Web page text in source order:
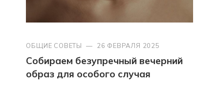
ОБЩИЕ СОВЕТЫ — 26 ФЕВРАЛЯ 2025
Собираем безупречный вечерний
образ для особого случая